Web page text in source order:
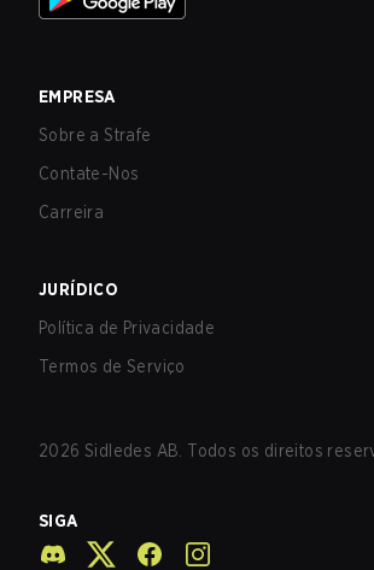
EMPRESA
Sobre a Strafe
Contate-Nos
Carreira
JURÍDICO
Política de Privacidade
Termos de Serviço
2026 Sidledes AB. Todos os direitos
SIGA